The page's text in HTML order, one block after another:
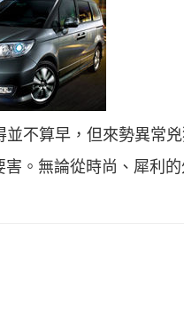
不算早，但來勢異常
。無論從時尚、犀利